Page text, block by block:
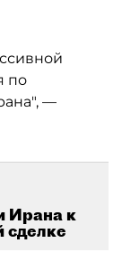
по
—
Ирана к
сделке